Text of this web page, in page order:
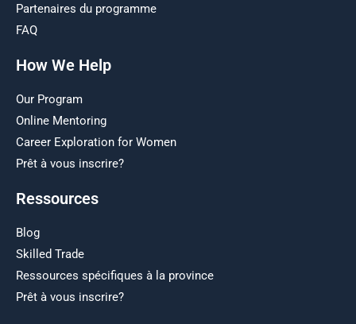
Partenaires du programme
FAQ
How We Help
Our Program
Online Mentoring
Career Exploration for Women
Prêt à vous inscrire?
Ressources
Blog
Skilled Trade
Ressources spécifiques à la province
Prêt à vous inscrire?